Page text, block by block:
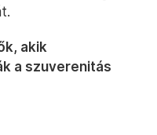
akik
a szuverenitás